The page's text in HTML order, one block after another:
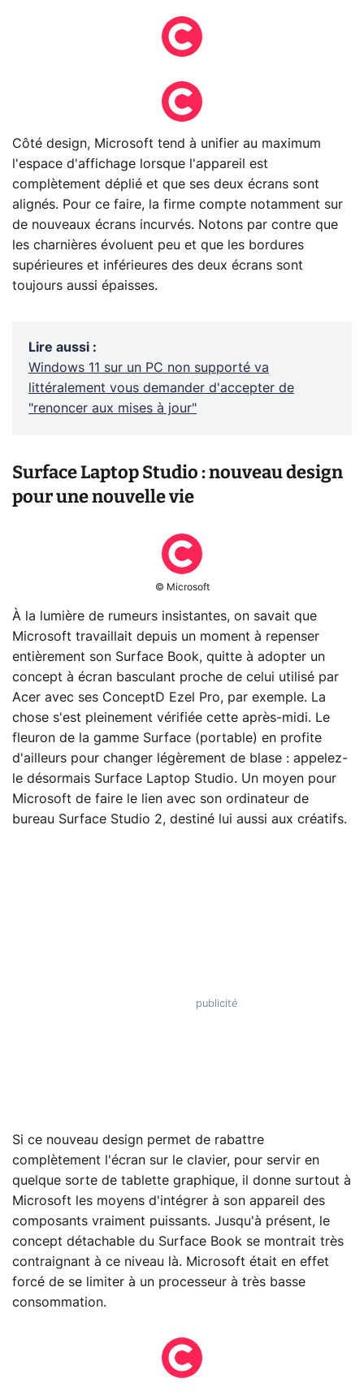
Côté design, Microsoft tend à unifier au maximum
l'espace d'affichage lorsque l'appareil est
complètement déplié et que ses deux écrans sont
alignés. Pour ce faire, la firme compte notamment sur
de nouveaux écrans incurvés. Notons par contre que
les charnières évoluent peu et que les bordures
supérieures et inférieures des deux écrans sont
toujours aussi épaisses.
Lire aussi :
Windows 11 sur un PC non supporté va
littéralement vous demander d'accepter de
"renoncer aux mises à jour"
Surface Laptop Studio : nouveau design
pour une nouvelle vie
© Microsoft
À la lumière de rumeurs insistantes, on savait que
Microsoft travaillait depuis un moment à repenser
entièrement son Surface Book, quitte à adopter un
concept à écran basculant proche de celui utilisé par
Acer avec ses ConceptD Ezel Pro, par exemple. La
chose s'est pleinement vérifiée cette après-midi. Le
fleuron de la gamme Surface (portable) en profite
d'ailleurs pour changer légèrement de blase : appelez-
le désormais Surface Laptop Studio. Un moyen pour
Microsoft de faire le lien avec son ordinateur de
bureau Surface Studio 2, destiné lui aussi aux créatifs.
Si ce nouveau design permet de rabattre
complètement l'écran sur le clavier, pour servir en
quelque sorte de tablette graphique, il donne surtout à
Microsoft les moyens d'intégrer à son appareil des
composants vraiment puissants. Jusqu'à présent, le
concept détachable du Surface Book se montrait très
contraignant à ce niveau là. Microsoft était en effet
forcé de se limiter à un processeur à très basse
consommation.